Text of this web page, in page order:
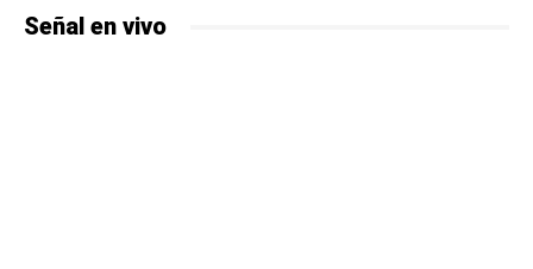
Señal en vivo